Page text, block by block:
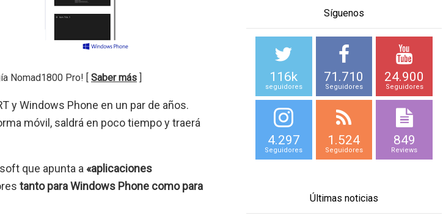
Nomad1800 Pro! [ Saber más ]
y Windows Phone en un par de años.
móvil, saldrá en poco tiempo y traerá
que apunta a «aplicaciones
tanto para Windows Phone como para
Síguenos
116k
seguidores
71.710
Seguidores
24.900
Seguidores
4.297
Seguidores
1.524
Seguidores
849
Reviews
Últimas noticias